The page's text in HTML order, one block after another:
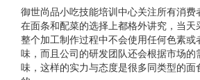
御世尚品小吃技能培训中心关注所有消
在面条和配菜的选择上都格外讲究，当
整个加工制作过程中不会使用任何色素或
味，而且公司的研发团队还会根据市场
味，这样的实力与态度是很多同类型的